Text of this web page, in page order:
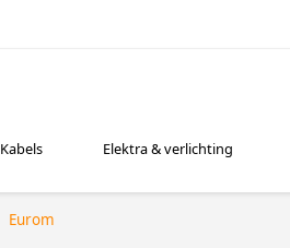
Kabels Elektra & verlichting
Eurom